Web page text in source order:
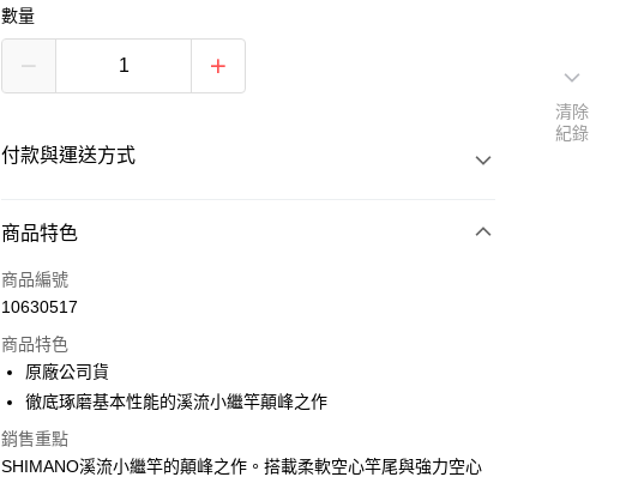
數量
付款與運送方式
付款方式
信用卡一次付款
Apple Pay
街口支付
ATM付款
商品特色
商品編號
10630517
商品特色
原廠公司貨
徹底琢磨基本性能的溪流小繼竿顛峰之作
銷售重點
SHIMANO溪流小繼竿的顛峰之作。搭載柔軟空心竿尾與強力空心
清除
紀錄